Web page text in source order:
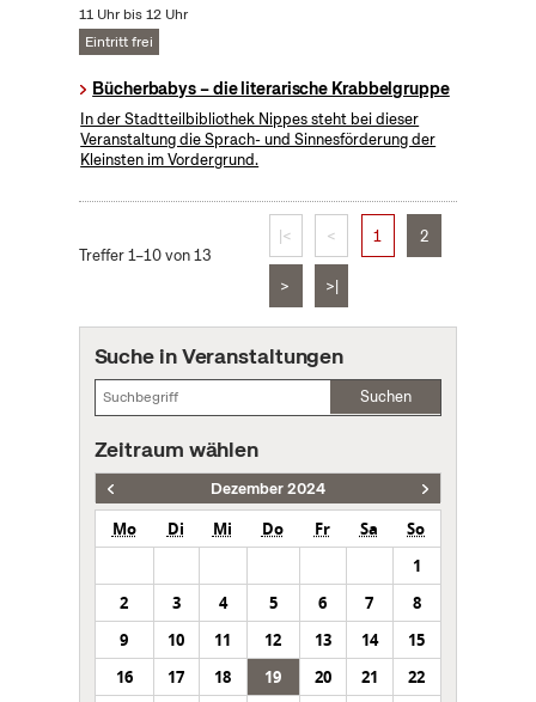
11 Uhr bis 12 Uhr
Eintritt frei
Bücherbabys – die literarische Krabbelgruppe
In der Stadtteilbibliothek Nippes steht bei dieser
Veranstaltung die Sprach- und Sinnesförderung der
Kleinsten im Vordergrund.
Treffer 1–10 von 13
|< < 1 2
> >|
Suche in Veranstaltungen
Suchen
Zeitraum wählen
Dezember 2024
Mo Di Mi Do Fr Sa
So
1
2
3 4 5 6 7
8
9
10 11 12 13 14
15
16
17 18 19 20 21
22